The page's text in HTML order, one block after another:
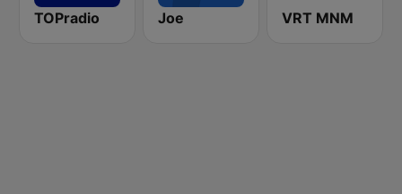
TOPradio Joe VRT MNM